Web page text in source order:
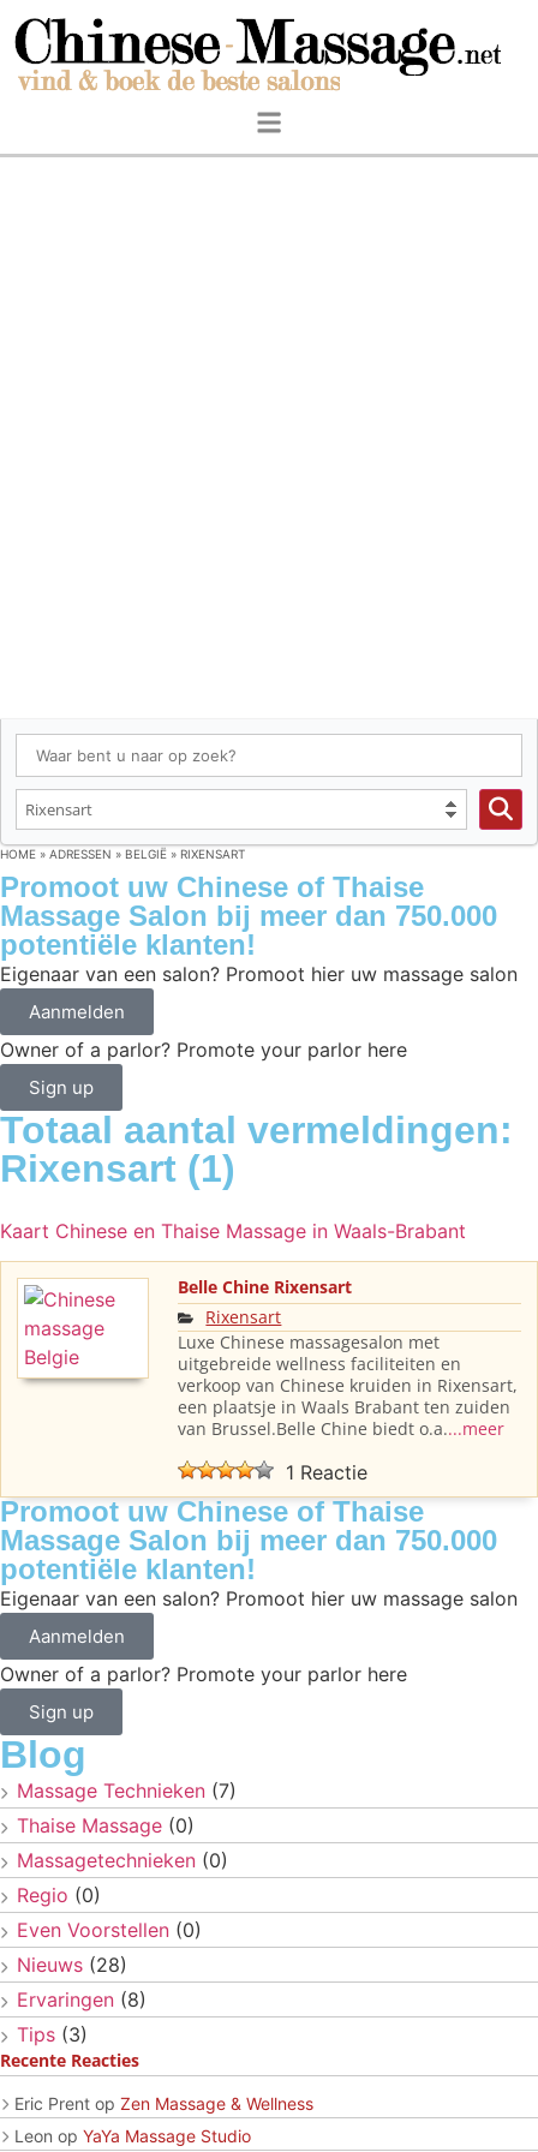
HOME » ADRESSEN » BELGIË » RIXENSART
Promoot uw Chinese of Thaise
Massage Salon bij meer dan 750.000
potentiële klanten!
Eigenaar van een salon? Promoot hier uw massage salon
Aanmelden
Owner of a parlor? Promote your parlor here
Sign up
Totaal aantal vermeldingen:
Rixensart (1)
Kaart Chinese en Thaise Massage in Waals-Brabant
Belle Chine Rixensart
Rixensart
Luxe Chinese massagesalon met
uitgebreide wellness faciliteiten en
verkoop van Chinese kruiden in Rixensart,
een plaatsje in Waals Brabant ten zuiden
van Brussel.Belle Chine biedt o.a....meer
1 Reactie
Promoot uw Chinese of Thaise
Massage Salon bij meer dan 750.000
potentiële klanten!
Eigenaar van een salon? Promoot hier uw massage salon
Aanmelden
Owner of a parlor? Promote your parlor here
Sign up
Blog
Massage Technieken (7)
Thaise Massage (0)
Massagetechnieken (0)
Regio (0)
Even Voorstellen (0)
Nieuws (28)
Ervaringen (8)
Tips (3)
Recente Reacties
Eric Prent op Zen Massage & Wellness
Leon op YaYa Massage Studio